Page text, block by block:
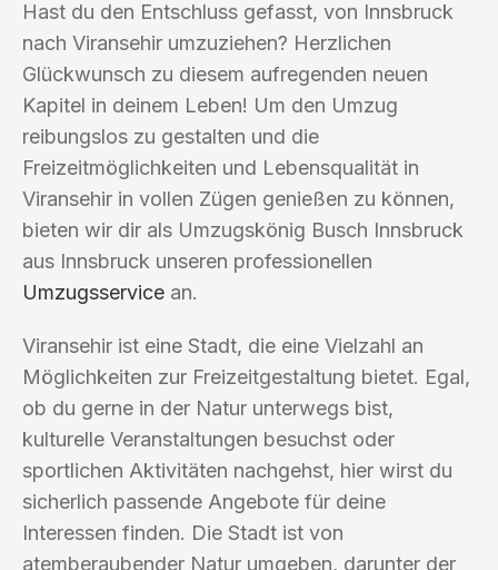
Hast du den Entschluss gefasst, von Innsbruck
nach Viransehir umzuziehen? Herzlichen
Glückwunsch zu diesem aufregenden neuen
Kapitel in deinem Leben! Um den Umzug
reibungslos zu gestalten und die
Freizeitmöglichkeiten und Lebensqualität in
Viransehir in vollen Zügen genießen zu können,
bieten wir dir als Umzugskönig Busch Innsbruck
aus Innsbruck unseren professionellen
Umzugsservice an.
Viransehir ist eine Stadt, die eine Vielzahl an
Möglichkeiten zur Freizeitgestaltung bietet. Egal,
ob du gerne in der Natur unterwegs bist,
kulturelle Veranstaltungen besuchst oder
sportlichen Aktivitäten nachgehst, hier wirst du
sicherlich passende Angebote für deine
Interessen finden. Die Stadt ist von
atemberaubender Natur umgeben, darunter der